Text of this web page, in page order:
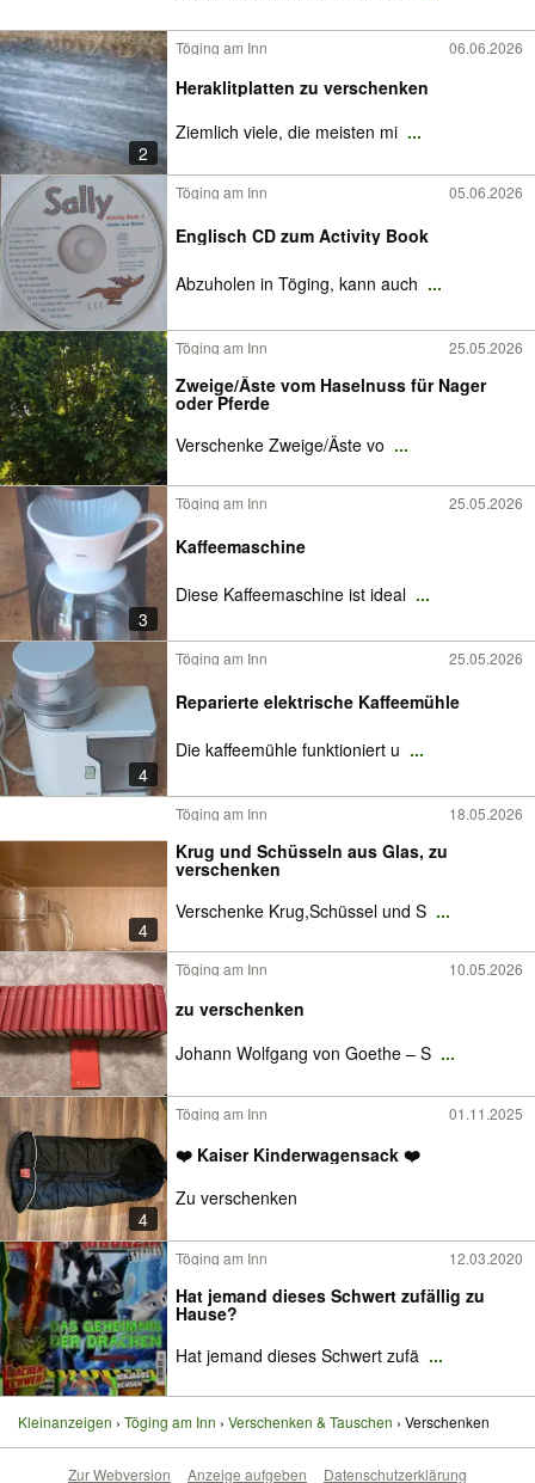
2
Töging am Inn 06.06.2026
Heraklitplatten zu verschenken
Ziemlich viele, die meisten mi ...
Töging am Inn 05.06.2026
Englisch CD zum Activity Book
Abzuholen in Töging, kann auch ...
Töging am Inn 25.05.2026
Zweige/Äste vom Haselnuss für Nager
oder Pferde
Verschenke Zweige/Äste vo ...
3
Töging am Inn 25.05.2026
Kaffeemaschine
Diese Kaffeemaschine ist ideal ...
4
Töging am Inn 25.05.2026
Reparierte elektrische Kaffeemühle
Die kaffeemühle funktioniert u ...
4
Töging am Inn 18.05.2026
Krug und Schüsseln aus Glas, zu
verschenken
Verschenke Krug,Schüssel und S ...
Töging am Inn 10.05.2026
zu verschenken
Johann Wolfgang von Goethe – S ...
4
Töging am Inn 01.11.2025
❤️ Kaiser Kinderwagensack ❤️
Zu verschenken
Töging am Inn 12.03.2020
Hat jemand dieses Schwert zufällig zu
Hause?
Hat jemand dieses Schwert zufä ...
Kleinanzeigen Töging am Inn Verschenken & Tauschen Verschenken
Zur Webversion Anzeige aufgeben Datenschutzerklärung